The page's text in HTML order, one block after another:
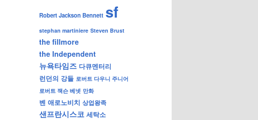
Robert Jackson Bennett sf
stephan martiniere Steven Brust
the fillmore
the Independent
뉴욕타임즈 다큐멘터리
런던의 강들 로버트 다우니 주니어
로버트 잭슨 베넷 만화
벤 애로노비치 상업왕족
샌프란시스코 세탁소